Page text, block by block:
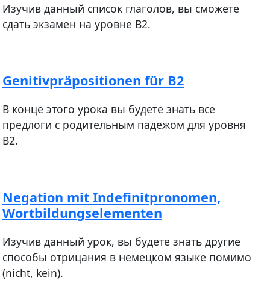
Изучив данный список глаголов, вы сможете
сдать экзамен на уровне В2.
Genitivpräpositionen für B2
В конце этого урока вы будете знать все
предлоги с родительным падежом для уровня
В2.
Negation mit Indefinitpronomen,
Wortbildungselementen
Изучив данный урок, вы будете знать другие
способы отрицания в немецком языке помимо
(nicht, kein).